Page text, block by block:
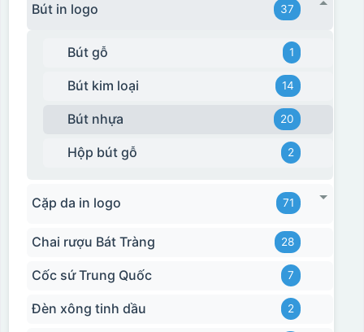
Bút in logo 37
Bút gỗ 1
Bút kim loại 14
Bút nhựa 20
Hộp bút gỗ 2
Cặp da in logo 71
Chai rượu Bát Tràng 28
Cốc sứ Trung Quốc 7
Đèn xông tinh dầu 2